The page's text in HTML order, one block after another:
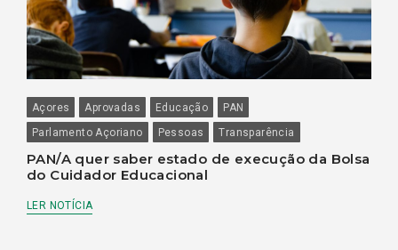
Açores Aprovadas Educação
PAN
Parlamento Açoriano
Pessoas Transparência
PAN/A quer saber estado de execução da Bolsa
do Cuidador Educacional
LER NOTÍCIA